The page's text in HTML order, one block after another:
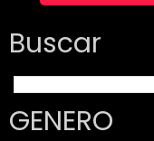
Buscar
GENERO